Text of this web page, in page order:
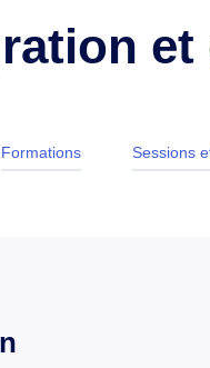
Formations Sessions